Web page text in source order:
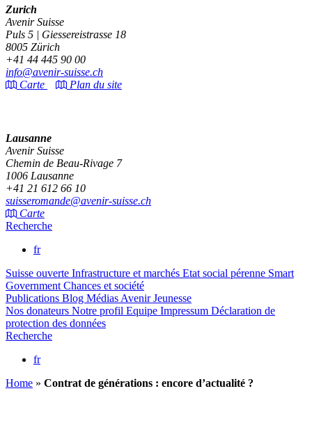
Zurich
Avenir Suisse
Puls 5 | Giessereistrasse 18
8005 Zürich
+41 44 445 90 00
info@avenir-suisse.ch
Carte
Plan du site
Lausanne
Avenir Suisse
Chemin de Beau-Rivage 7
1006 Lausanne
+41 21 612 66 10
suisseromande@avenir-suisse.ch
Carte
Recherche
fr
Suisse ouverte Infrastructure et marchés Etat social pérenne Smart
Government Chances et société
Publications Blog Médias Avenir Jeunesse
Nos donateurs Notre profil Equipe Impressum Déclaration de
protection des données
Recherche
fr
Home » Contrat de générations : encore d’actualité ?